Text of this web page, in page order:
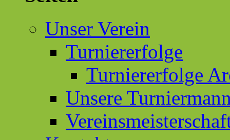
Unser Verein
Turniererfolge
Turniererfolge
Unsere